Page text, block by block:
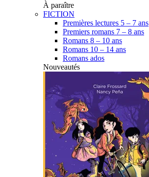
À paraître
FICTION
Premières lectures 5 – 7 ans
Premiers romans 7 – 8 ans
Romans 8 – 10 ans
Romans 10 – 14 ans
Romans ados
Nouveautés